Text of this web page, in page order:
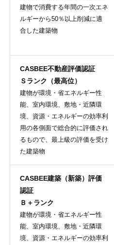
建物で消費する年間の一次エネ
ルギーから50％以上削減に適
合した建築物
CASBEE不動産評価認証
Ｓランク（最高位）
建物が環境・省エネルギー性
能、室内環境、敷地・近隣環
境、資源・エネルギーの効率利
用の各側面で総合的に評価され
るもので、最上級の評価を受け
た建築物
CASBEE建築（新築）評価
認証
Ｂ＋ランク
建物が環境・省エネルギー性
能、室内環境、敷地・近隣環
境、資源・エネルギーの効率利